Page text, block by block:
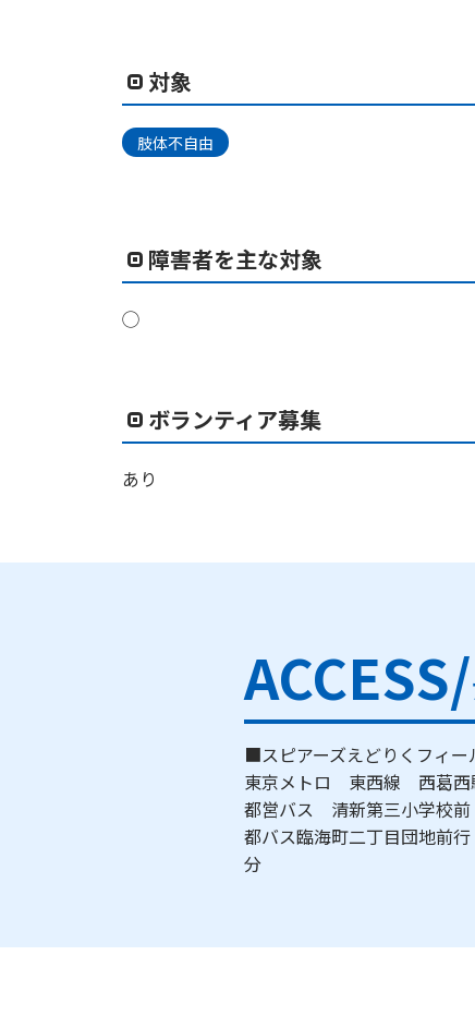
対象
肢体不自由
障害者を主な対象
◯
ボランティア募集
あり
ACCESS/
■スピアーズえどりくフィ
東京メトロ 東西線 西葛
都営バス 清新第三小学校
都バス臨海町二丁目団地前
分